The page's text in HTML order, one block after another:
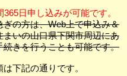
日申し込みが可能です。
の方は、Web上で申込み＆
いの山口県下関市周辺にあ
きを行うことも可能です。
下記の通りです。